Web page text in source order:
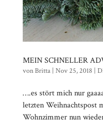
MEIN SCHNELLER
vonBritta| Nov 25, 2018 |
….es stört mich nur
letzten Weihnachtspost
Wohnzimmer nun